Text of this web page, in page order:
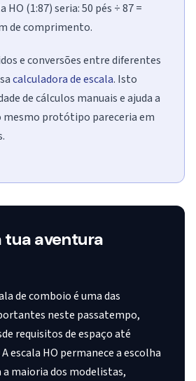
HO (1:87) seria: 50 pés ÷ 87 =
de comprimento.
e conversões entre diferentes
calculadora de escala. Isto
de cálculos manuais e ajuda a
mesmo protótipo pareceria em
tua aventura
de comboio é uma das
neste passatempo,
requisitos de espaço até
escala HO permanece a escolha
maioria dos modelistas,